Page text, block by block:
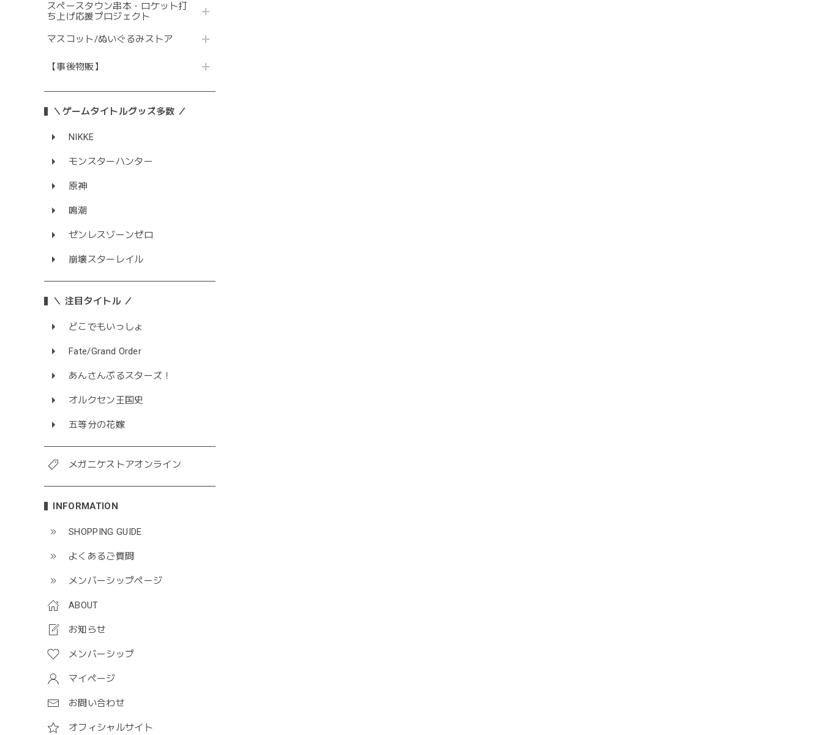
スペースタウン串本・ロケット打
ち上げ応援プロジェクト
マスコット/ぬいぐるみストア
【事後物販】
＼ゲームタイトルグッズ多数 ／
NIKKE
モンスターハンター
原神
鳴潮
ゼンレスゾーンゼロ
崩壊スターレイル
＼ 注目タイトル ／
どこでもいっしょ
Fate/Grand Order
あんさんぶるスターズ！
オルクセン王国史
五等分の花嫁
メガニケストアオンライン
INFORMATION
SHOPPING GUIDE
よくあるご質問
メンバーシップページ
ABOUT
お知らせ
メンバーシップ
マイページ
お問い合わせ
オフィシャルサイト